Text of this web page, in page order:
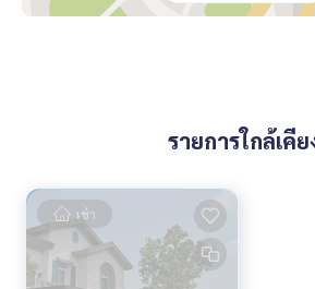
kok #rentcondo #rentalproperty
ra #Paholyothin50 #Chalong Rat
รายการใกล้เคีย
เช่า